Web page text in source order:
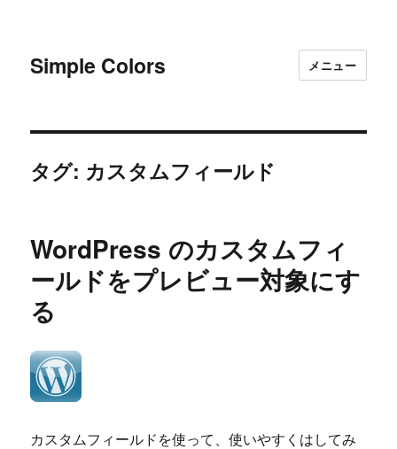
Simple Colors メニュー
タグ: カスタムフィールド
WordPress のカスタムフィ
ールドをプレビュー対象にす
る
カスタムフィールドを使って、使いやすくはしてみ